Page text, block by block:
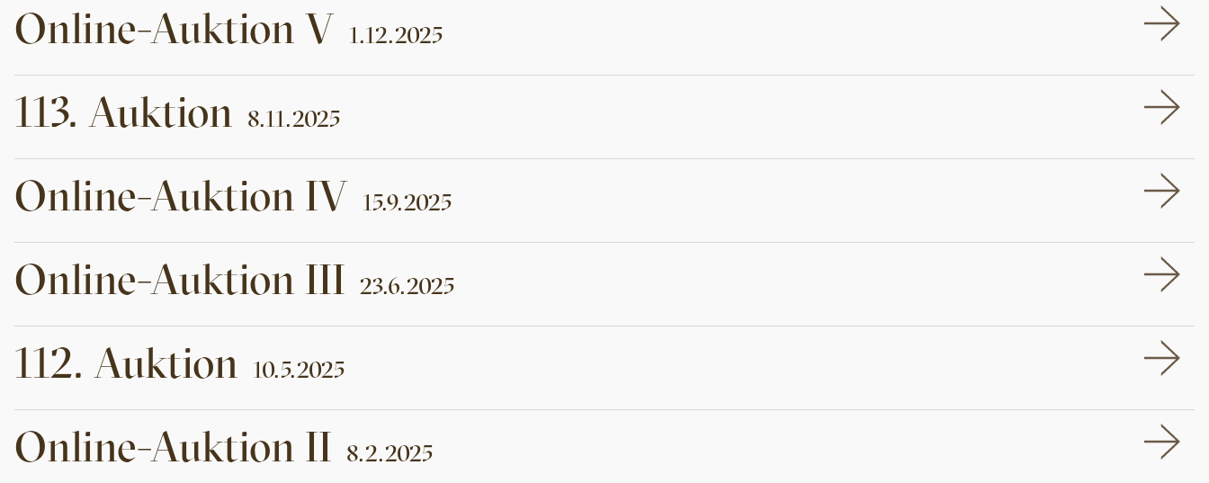
Online-Auktion V 1.12.2025
113. Auktion 8.11.2025
Online-Auktion IV 15.9.2025
Online-Auktion III 23.6.2025
112. Auktion 10.5.2025
Online-Auktion II 8.2.2025